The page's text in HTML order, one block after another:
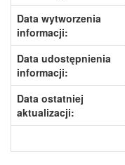
Data wytworzenia
informacji:
Data udostępnienia
informacji:
Data ostatniej
aktualizacji: